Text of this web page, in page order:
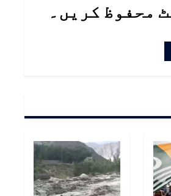
محفوظ کریں۔